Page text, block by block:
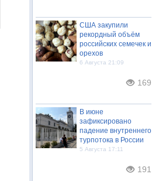
США закупили
рекордный объём
российских семечек и
орехов
6 Августа 21:09
169
В июне
зафиксировано
падение внутреннего
турпотока в России
5 Августа 17:11
191